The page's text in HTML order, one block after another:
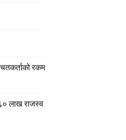
रकम
६० लाख राजस्व